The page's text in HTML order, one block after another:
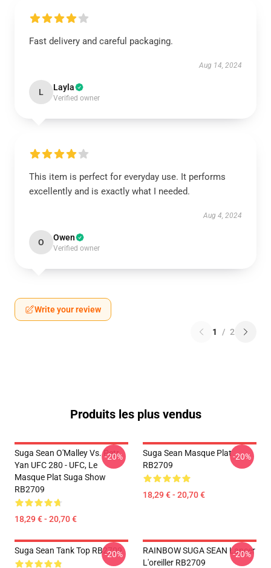
Fast delivery and careful packaging.
Aug 14, 2024
L Layla
Verified owner
This item is perfect for everyday use. It performs
excellently and is exactly what I needed.
Aug 4, 2024
O Owen
Verified owner
Write your review
1 / 2
Produits les plus vendus
Suga Sean O'Malley Vs. Petr
Yan UFC 280 - UFC, Le
Masque Plat Suga Show
RB2709
18,29 € - 20,70 €
-20%
Suga Sean Masque Plat
RB2709
18,29 € - 20,70 €
-20%
Suga Sean Tank Top RB2709
-20%
RAINBOW SUGA SEAN Lancer
L'oreiller RB2709
-20%